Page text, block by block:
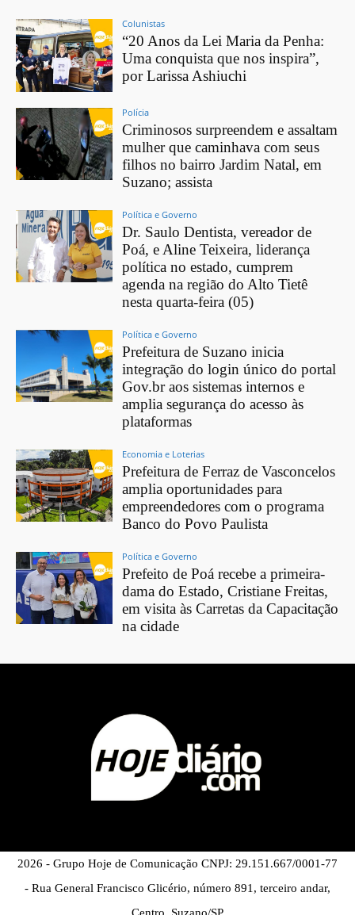
Colunistas
“20 Anos da Lei Maria da Penha:
Uma conquista que nos inspira”,
por Larissa Ashiuchi
Polícia
Criminosos surpreendem e assaltam
mulher que caminhava com seus
filhos no bairro Jardim Natal, em
Suzano; assista
Política e Governo
Dr. Saulo Dentista, vereador de
Poá, e Aline Teixeira, liderança
política no estado, cumprem
agenda na região do Alto Tietê
nesta quarta-feira (05)
Política e Governo
Prefeitura de Suzano inicia
integração do login único do portal
Gov.br aos sistemas internos e
amplia segurança do acesso às
plataformas
Economia e Loterias
Prefeitura de Ferraz de Vasconcelos
amplia oportunidades para
empreendedores com o programa
Banco do Povo Paulista
Política e Governo
Prefeito de Poá recebe a primeira-
dama do Estado, Cristiane Freitas,
em visita às Carretas da Capacitação
na cidade
2026 - Grupo Hoje de Comunicação CNPJ: 29.151.667/0001-77
- Rua General Francisco Glicério, número 891, terceiro andar,